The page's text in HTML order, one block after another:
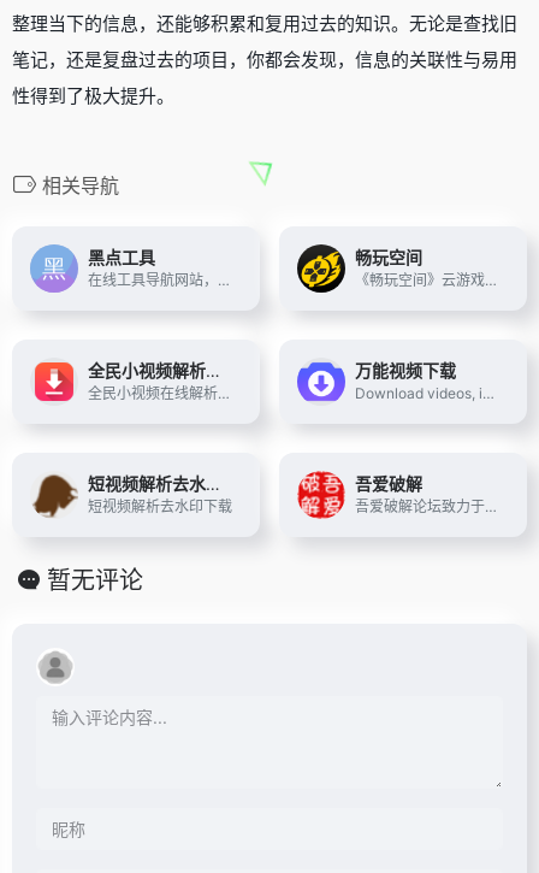
整理当下的信息，还能够积累和复用过去的知识。无论是查找旧
笔记，还是复盘过去的项目，你都会发现，信息的关联性与易用
性得到了极大提升。
相关导航
黑点工具
在线工具导航网站，免费使用无需注册，快速使用无门槛。
畅玩空间
《畅玩空间》云游戏平台，搭载FC、GBA等海量怀旧游戏。配备顶级加密、在线无延迟技术，保证作者和玩家体验。零下载，随手通过网页或公众号，开始全平台畅玩！
全民小视频解析下载
全民小视频在线解析下载工具支持将百度全民小视频软件里的视频去水印下载保存到手机相册,解析出来的视频无水印,手机、平板、电脑上都适用的视频下载助手.
万能视频下载
Download videos, images, and photos from popular platforms with SnapAny, the leading free online media downloader. Easily save any audiovisual media in various formats and resolutions to your device.
短视频解析去水印下载
短视频解析去水印下载
吾爱破解
吾爱破解论坛致力于软件安全与病毒分析的前沿，丰富的技术版块交相辉映，由无数热衷于软件加密解密及反病毒爱好者共同维护
暂无评论